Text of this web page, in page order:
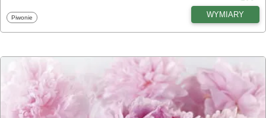
Fototapety
Piwonie WYMIARY